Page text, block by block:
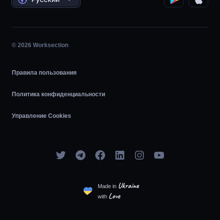
© 2026 Worksection
Правила пользования
Политика конфиденциальности
Управление Cookies
Made in Ukraine
with Love